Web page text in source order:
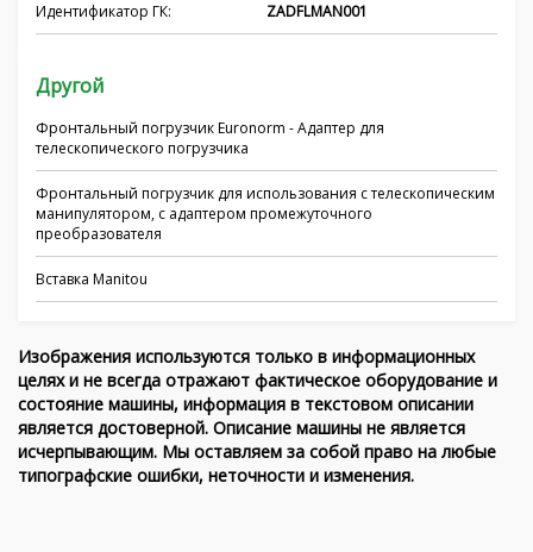
Идентификатор ГК: ZADFLMAN001
Другой
Фронтальный погрузчик Euronorm - Адаптер для
телескопического погрузчика
Фронтальный погрузчик для использования с телескопическим
манипулятором, с адаптером промежуточного
преобразователя
Вставка Manitou
Изображения используются только в информационных
целях и не всегда отражают фактическое оборудование и
состояние машины, информация в текстовом описании
является достоверной. Описание машины не является
исчерпывающим. Мы оставляем за собой право на любые
типографские ошибки, неточности и изменения.